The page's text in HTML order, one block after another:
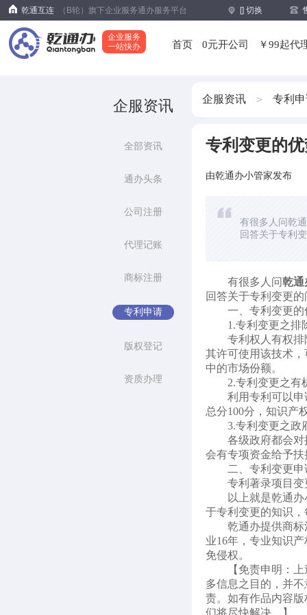
乾通互连 （B轮）旗下企业服务通办服务平台 [] 切换
企业服务
一站快办
首页 0元开公司 ￥99起代
企服资讯
全部资讯
通办头条
公司注册
代理记账
商标注册
专利申请
版权登记
资质办理
企服资讯 > 专利
专利变更的
由乾通办小管家发布
有很多人问乾
回答关于专利
有很多人问乾通
回答关于专利变更
一、专利变更的
1.专利变更之排
专利权人有权
其许可使用该技术
中的市场份额。
2.专利变更之有
利用专利可以
总分100分，知识产
3.专利变更之政
各级政府都会
会有专项资金给予
二、专利变更
专利著录项目
以上就是乾通
于专利变更的知识
乾通办提供商标
业16年，专业知识
免侵权。
【免责申明：
多信息之目的，并
责。如有作品内容版
们将尽快解决。】